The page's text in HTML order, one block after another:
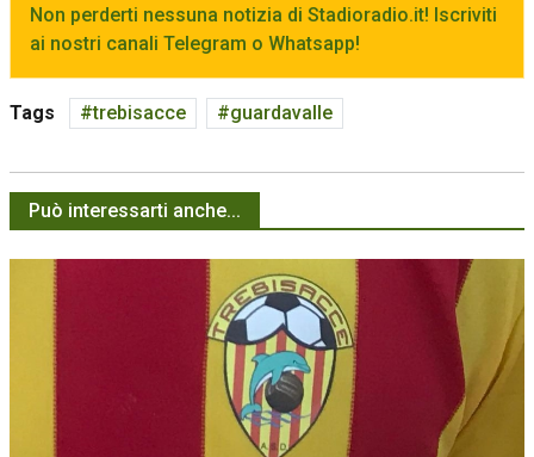
Non perderti nessuna notizia di Stadioradio.it! Iscriviti
ai nostri canali Telegram o Whatsapp!
Tags trebisacce guardavalle
Può interessarti anche...